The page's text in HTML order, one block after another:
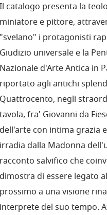
Il catalogo presenta la
miniatore e pittore,
"svelano" i protagonisti
Giudizio universale e la
Nazionale d'Arte Antica in
riportato agli antichi
Quattrocento, negli
tavola, fra' Giovanni da
dell'arte con intima grazia
irradia dalla Madonna
racconto salvifico che
dimostra di essere legato
prossimo a una visione
interprete del suo tempo.